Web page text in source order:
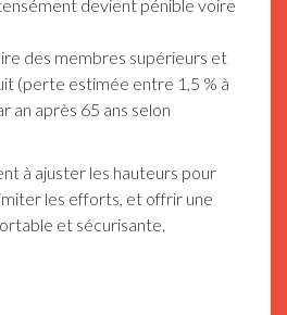
devient pénible voire
des membres supérieurs et
(perte estimée entre 1,5 % à
an après 65 ans selon
à ajuster les hauteurs pour
les efforts, et offrir une
et sécurisante.